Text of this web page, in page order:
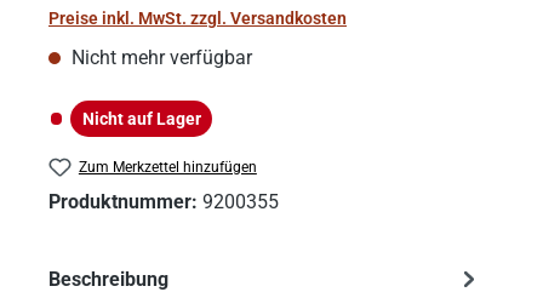
Preise inkl. MwSt. zzgl. Versandkosten
Nicht mehr verfügbar
Nicht auf Lager
Nicht auf Lager
Zum Merkzettel hinzufügen
Produktnummer: 9200355
Beschreibung